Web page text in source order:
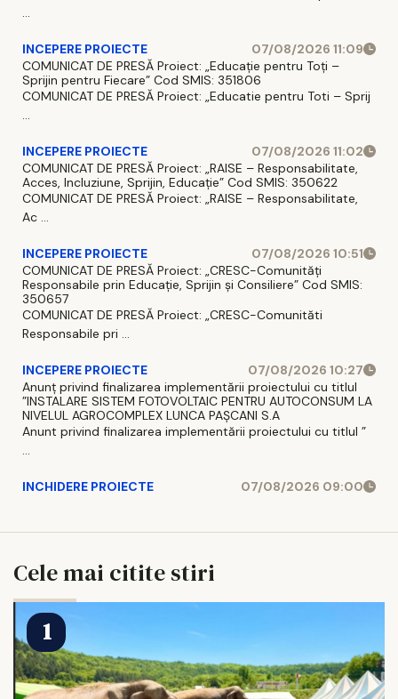
...
INCEPERE PROIECTE
07/08/2026 11:09
COMUNICAT DE PRESĂ Proiect: „Educație pentru Toți –
Sprijin pentru Fiecare” Cod SMIS: 351806
COMUNICAT DE PRESĂ Proiect: „Educatie pentru Toti – Sprij
...
INCEPERE PROIECTE
07/08/2026 11:02
COMUNICAT DE PRESĂ Proiect: „RAISE – Responsabilitate,
Acces, Incluziune, Sprijin, Educație” Cod SMIS: 350622
COMUNICAT DE PRESĂ Proiect: „RAISE – Responsabilitate,
Ac ...
INCEPERE PROIECTE
07/08/2026 10:51
COMUNICAT DE PRESĂ Proiect: „CRESC-Comunități
Responsabile prin Educație, Sprijin și Consiliere” Cod SMIS:
350657
COMUNICAT DE PRESĂ Proiect: „CRESC-Comunităti
Responsabile pri ...
INCEPERE PROIECTE
07/08/2026 10:27
Anunț privind finalizarea implementării proiectului cu titlul
”INSTALARE SISTEM FOTOVOLTAIC PENTRU AUTOCONSUM LA
NIVELUL AGROCOMPLEX LUNCA PAȘCANI S.A
Anunt privind finalizarea implementării proiectului cu titlul ”
...
INCHIDERE PROIECTE 07/08/2026 09:00
Cele mai citite stiri